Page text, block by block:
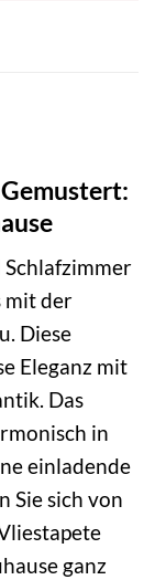
mit der
Diese
Eleganz mit
Das
in
einladende
Sie sich von
ganz